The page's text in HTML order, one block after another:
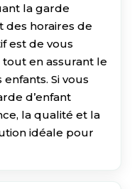
la garde
des horaires de
est de vous
en assurant le
Si vous
d’enfant
la qualité et la
idéale pour